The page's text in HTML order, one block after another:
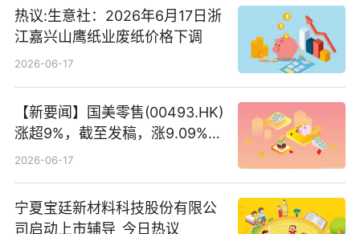
热议:生意社：2026年6月17日浙
江嘉兴山鹰纸业废纸价格下调
2026-06-17
【新要闻】国美零售(00493.HK)
涨超9%，截至发稿，涨9.09%，
报0.012港元，成交额37.26万港
2026-06-17
宁夏宝廷新材料科技股份有限公
司启动上市辅导_今日热议